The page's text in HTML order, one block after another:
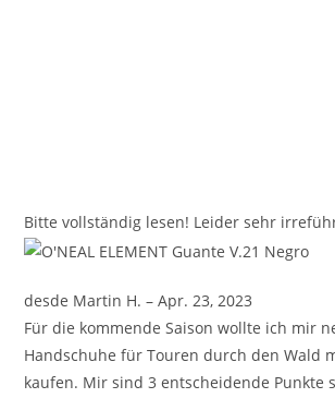
Bitte vollständig lesen! Leider sehr
desde Martin H. – Apr. 23, 2023
Für die kommende Saison wollte ich mir
Handschuhe für Touren durch den Wald
kaufen. Mir sind 3 entscheidende Punkte